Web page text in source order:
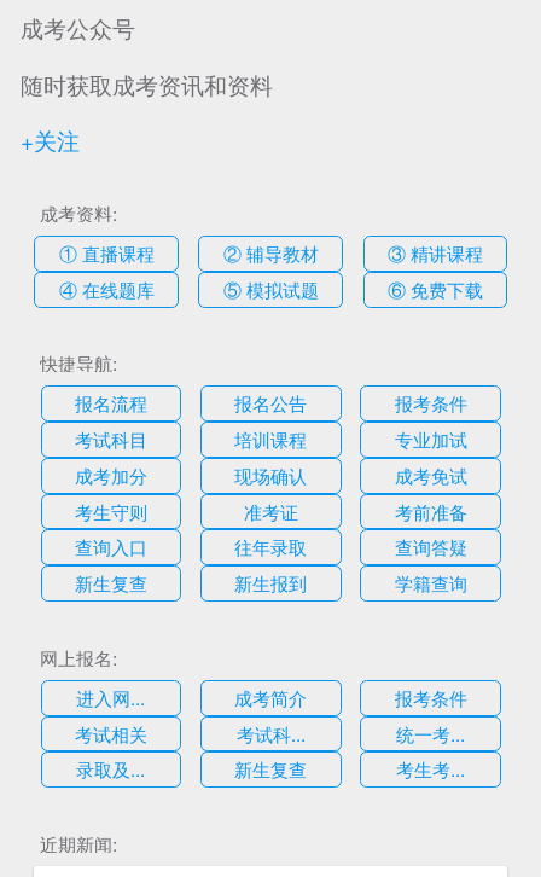
成考公众号
随时获取成考资讯和资料
+关注
成考资料:
① 直播课程
② 辅导教材
③ 精讲课程
④ 在线题库
⑤ 模拟试题 ⑥ 免费下载
快捷导航:
报名流程
报名公告
报考条件
考试科目
培训课程
专业加试
成考加分
现场确认
成考免试
考生守则
准考证
考前准备
查询入口
往年录取
查询答疑
新生复查
新生报到 学籍查询
网上报名:
进入网...
成考简介
报考条件
考试相关
考试科...
统一考...
录取及...
新生复查 考生考...
近期新闻: